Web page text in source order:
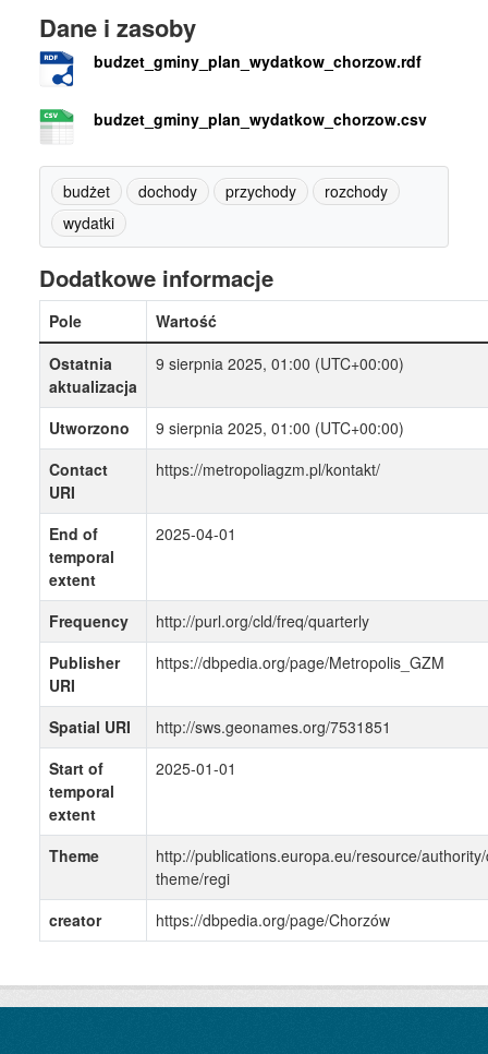
Dane i zasoby
budzet_gminy_plan_wydatkow_chorzow.rdf
budzet_gminy_plan_wydatkow_chorzow.csv
budżet dochody przychody
rozchody
wydatki
Dodatkowe informacje
Pole
Wartość
Ostatnia
aktualizacja
9 sierpnia 2025, 01:00 (UTC+00:00)
Utworzono
9 sierpnia 2025, 01:00 (UTC+00:00)
Contact
URI
https://metropoliagzm.pl/kontakt/
End of
temporal
extent
2025-04-01
Frequency
http://purl.org/cld/freq/quarterly
Publisher
URI
https://dbpedia.org/page/Metropolis_GZM
Spatial URI
http://sws.geonames.org/7531851
Start of
temporal
extent
2025-01-01
Theme
http://publications.europa.eu/resource/
theme/regi
creator
https://dbpedia.org/page/Chorzów